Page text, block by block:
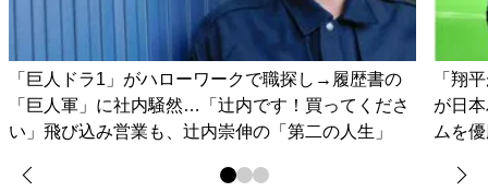
「巨人ドラ1」がハローワークで職探し→履歴書の
「巨人軍」に社内騒然…「辻内です！買ってくださ
い」飛び込み営業も、辻内崇伸の「第二の人生」
「翔
が日
ムを